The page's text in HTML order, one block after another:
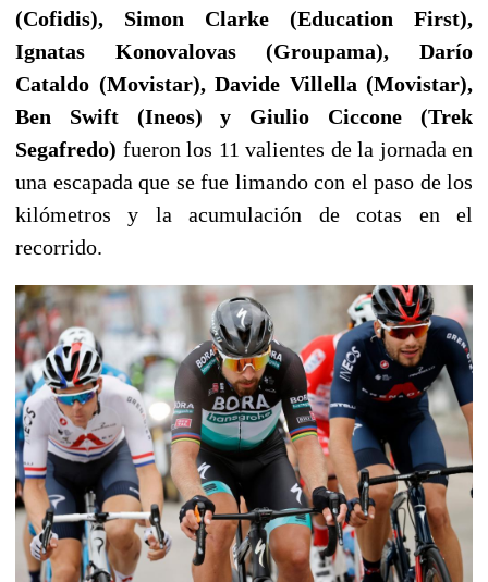
(Cofidis), Simon Clarke (Education First),
Ignatas Konovalovas (Groupama), Darío
Cataldo (Movistar), Davide Villella (Movistar),
Ben Swift (Ineos) y Giulio Ciccone (Trek
Segafredo) fueron los 11 valientes de la jornada en
una escapada que se fue limando con el paso de los
kilómetros y la acumulación de cotas en el
recorrido.